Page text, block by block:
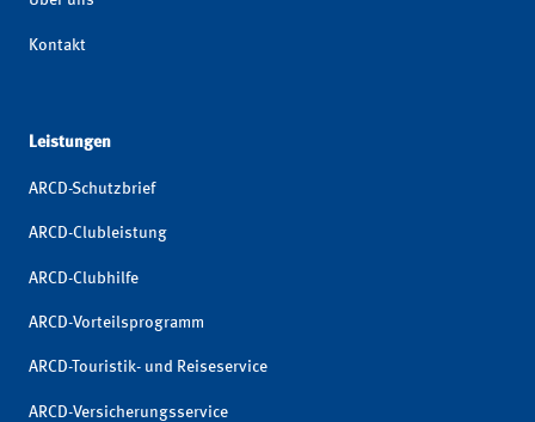
Kontakt
Leistungen
ARCD-Schutzbrief
ARCD-Clubleistung
ARCD-Clubhilfe
ARCD-Vorteilsprogramm
ARCD-Touristik- und Reiseservice
ARCD-Versicherungsservice